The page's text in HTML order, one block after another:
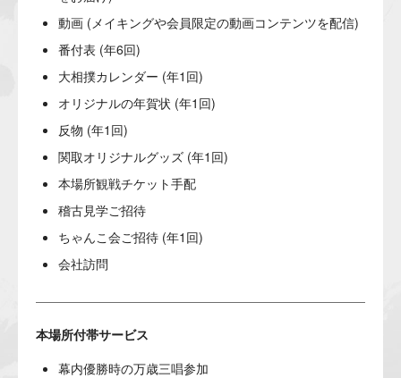
動画 (メイキングや会員限定の動画コンテンツを配信)
番付表 (年6回)
大相撲カレンダー (年1回)
オリジナルの年賀状 (年1回)
反物 (年1回)
関取オリジナルグッズ (年1回)
本場所観戦チケット手配
稽古見学ご招待
ちゃんこ会ご招待 (年1回)
会社訪問
本場所付帯サービス
幕内優勝時の万歳三唱参加